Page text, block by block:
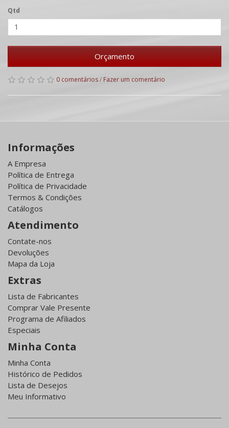
Qtd
Orçamento
0 comentários/ Fazer um comentário
Informações
A Empresa
Política de Entrega
Política de Privacidade
Termos & Condições
Catálogos
Atendimento
Contate-nos
Devoluções
Mapa da Loja
Extras
Lista de Fabricantes
Comprar Vale Presente
Programa de Afiliados
Especiais
Minha Conta
Minha Conta
Histórico de Pedidos
Lista de Desejos
Meu Informativo